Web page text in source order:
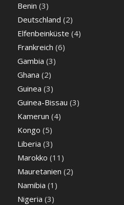
Benin (3)
Deutschland (2)
Elfenbeinküste (4)
Frankreich (6)
Gambia (3)
Ghana (2)
Guinea (3)
Guinea-Bissau (3)
Kamerun (4)
Kongo (5)
Liberia (3)
Marokko (11)
Mauretanien (2)
Namibia (1)
Nigeria (3)